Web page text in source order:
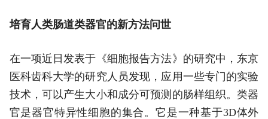
培育人类肠道类器官的新方法问世
在一项近日发表于《细胞报告方法》的研究中，东京
医科齿科大学的研究人员发现，应用一些专门的实验
技术，可以产生大小和成分可预测的肠样组织。类器
官是器官特异性细胞的集合。它是一种基于3D体外